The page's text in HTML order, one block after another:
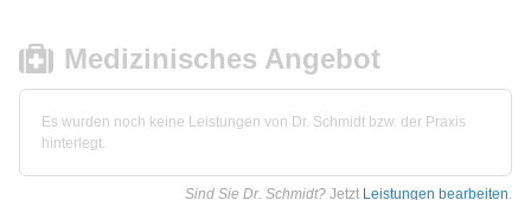
Medizinisches Angebot
Es wurden noch keine Leistungen von Dr. Schmidt bzw. der Praxis
hinterlegt.
Sind Sie Dr. Schmidt? Jetzt Leistungen bearbeiten.